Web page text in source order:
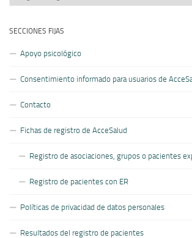
artículos
SECCIONES FIJAS
Apoyo psicológico
Consentimiento informado para usuarios de
Contacto
Fichas de registro de AcceSalud
Registro de asociaciones, grupos o pacientes
Registro de pacientes con ER
Políticas de privacidad de datos personales
Resultados del registro de pacientes